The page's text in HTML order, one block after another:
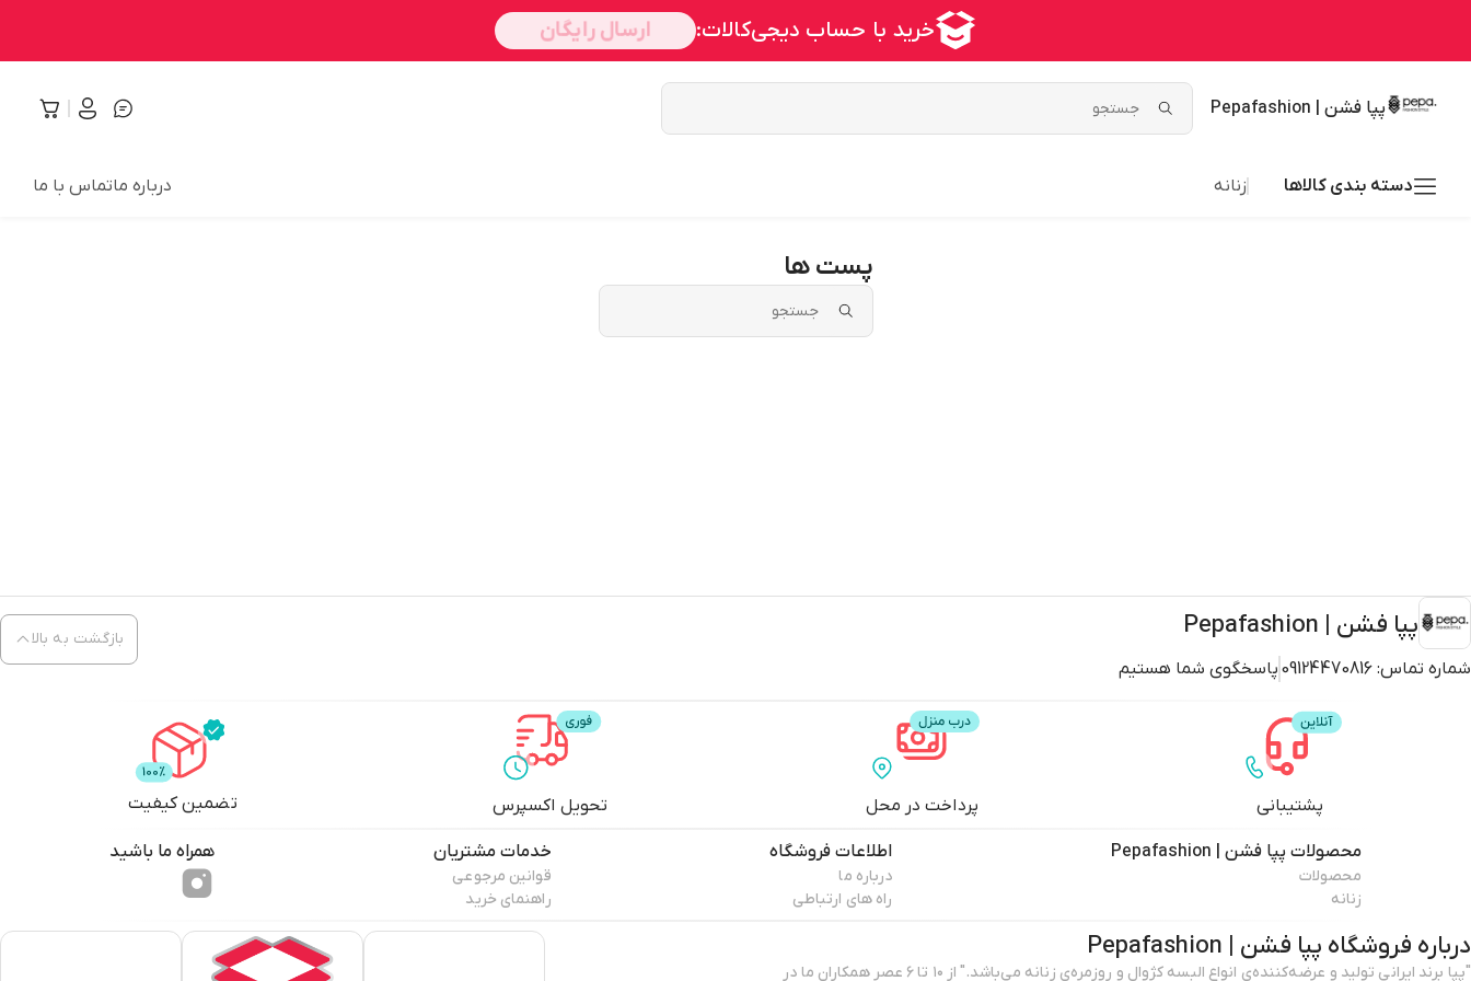
پپا فشن | Pepafashion
دسته بندی کالاها زنانه درباره ماتماس با ما
پست ها
پپا فشن | Pepafashion
شماره تماس: 09124470816 پاسخگوی شما هستیم
بازگشت به بالا
پشتیبانی پرداخت در محل تحویل اکسپرس تضمین کیفیت
محصولات پپا فشن | Pepafashion
محصولات
زنانه
اطلاعات فروشگاه
درباره ما
راه های ارتباطی
خدمات مشتریان
قوانین مرجوعی
راهنمای خرید
همراه ما باشید
درباره فروشگاه پپا فشن | Pepafashion
"پپا برند ایرانی تولید و عرضه‌کننده‌ی انواع البسه کژوال و روزمره‌ی زنانه می‌باشد." از ۱۰ تا ۶ عصر همکاران ما در